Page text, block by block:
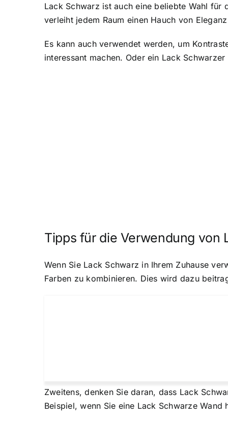
Lack Schwarz ist auch eine beliebte Wahl für
verleiht jedem Raum einen Hauch von
Es kann auch verwendet werden, um
interessant machen. Oder ein Lack
Tipps für die Verwendung von
Wenn Sie Lack Schwarz in Ihrem Zuhause
Farben zu kombinieren. Dies wird dazu
Zweitens, denken Sie daran, dass Lack
Beispiel, wenn Sie eine Lack Schwarze